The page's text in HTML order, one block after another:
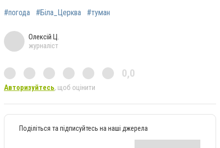
#погода #Біла_Церква #туман
Олексій Ц.
журналіст
0,0
Авторизуйтесь, щоб оцінити
Поділіться та підписуйтесь на наші джерела